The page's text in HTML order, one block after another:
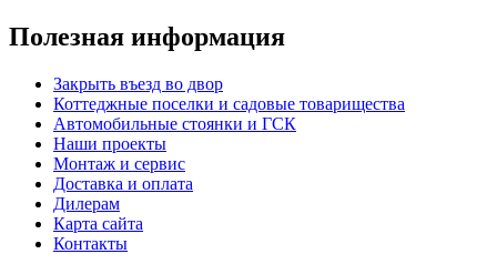
Полезная информация
Закрыть въезд во двор
Коттеджные поселки и садовые товарищества
Автомобильные стоянки и ГСК
Наши проекты
Монтаж и сервис
Доставка и оплата
Дилерам
Карта сайта
Контакты